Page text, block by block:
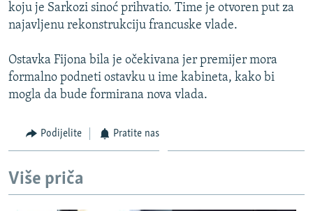
POPLAVE I KLIZIŠTA U BIH 2024.
POST SCRIPTUM
MOJA EVROPA
NASTANAK I RASPAD JUGOSLAVIJE
koju je Sarkozi sinoć prihvatio. Time je otvoren put za
najavljenu rekonstrukciju francuske vlade.
Ostavka Fijona bila je očekivana jer premijer mora
formalno podneti ostavku u ime kabineta, kako bi
mogla da bude formirana nova vlada.
Podijelite Pratite nas
Više priča